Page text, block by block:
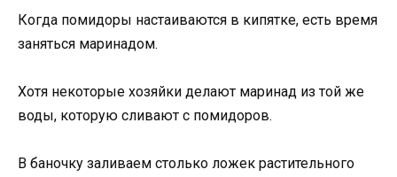
Когда помидоры настаиваются в кипятке, есть время
заняться маринадом.
Хотя некоторые хозяйки делают маринад из той же
воды, которую сливают с помидоров.
В баночку заливаем столько ложек растительного